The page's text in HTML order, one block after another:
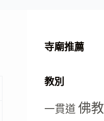
寺廟推薦
教別
一貫道 佛教